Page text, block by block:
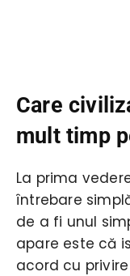
Care
mult timp
La prima
întrebare
de a fi unul
apare este că
acord cu